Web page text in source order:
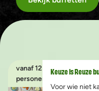
vanaf 12
personen
Keuze is Reuze
Voor wie niet